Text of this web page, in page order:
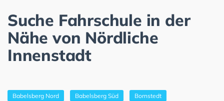
Suche Fahrschule in der
Nähe von Nördliche
Innenstadt
Babelsberg Nord Babelsberg Süd Bornstedt